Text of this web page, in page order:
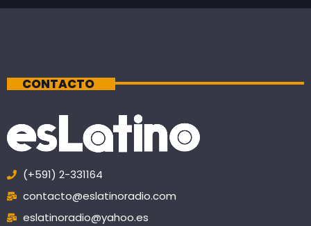
CONTACTO
(+591) 2-331164
contacto@eslatinoradio.com
eslatinoradio@yahoo.es